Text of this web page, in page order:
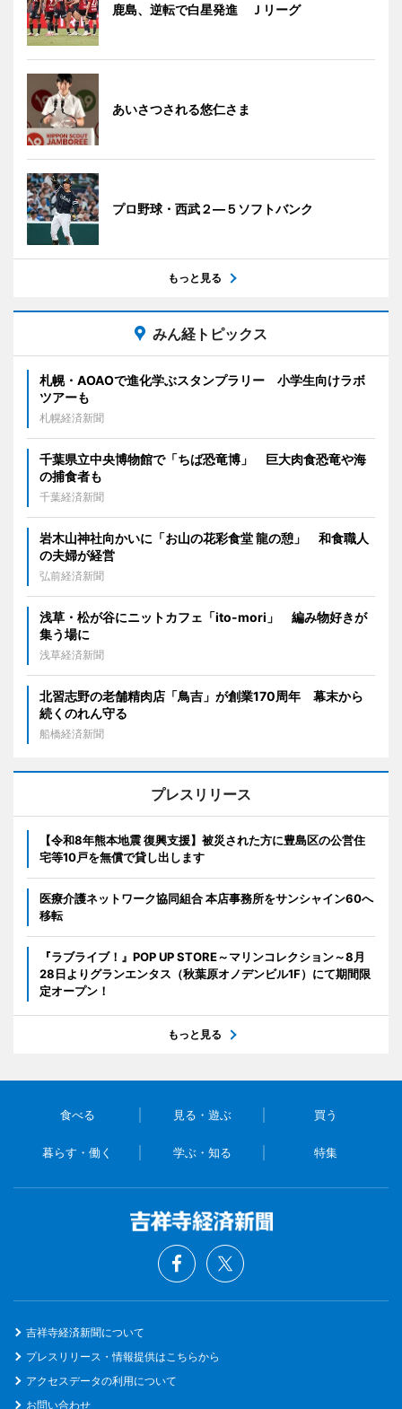
鹿島、逆転で白星発進 Ｊリーグ
あいさつされる悠仁さま
プロ野球・西武２―５ソフトバンク
もっと見る
みん経トピックス
札幌・AOAOで進化学ぶスタンプラリー 小学生向けラボ
ツアーも
札幌経済新聞
千葉県立中央博物館で「ちば恐竜博」 巨大肉食恐竜や海
の捕食者も
千葉経済新聞
岩木山神社向かいに「お山の花彩食堂 龍の憩」 和食職人
の夫婦が経営
弘前経済新聞
浅草・松が谷にニットカフェ「ito-mori」 編み物好きが
集う場に
浅草経済新聞
北習志野の老舗精肉店「鳥吉」が創業170周年 幕末から
続くのれん守る
船橋経済新聞
プレスリリース
【令和8年熊本地震 復興支援】被災された方に豊島区の公営住
宅等10戸を無償で貸し出します
医療介護ネットワーク協同組合 本店事務所をサンシャイン60へ
移転
『ラブライブ！』POP UP STORE～マリンコレクション～8月
28日よりグランエンタス（秋葉原オノデンビル1F）にて期間限
定オープン！
もっと見る
食べる 見る・遊ぶ 買う
暮らす・働く 学ぶ・知る 特集
吉祥寺経済新聞について
プレスリリース・情報提供はこちらから
アクセスデータの利用について
お問い合わせ